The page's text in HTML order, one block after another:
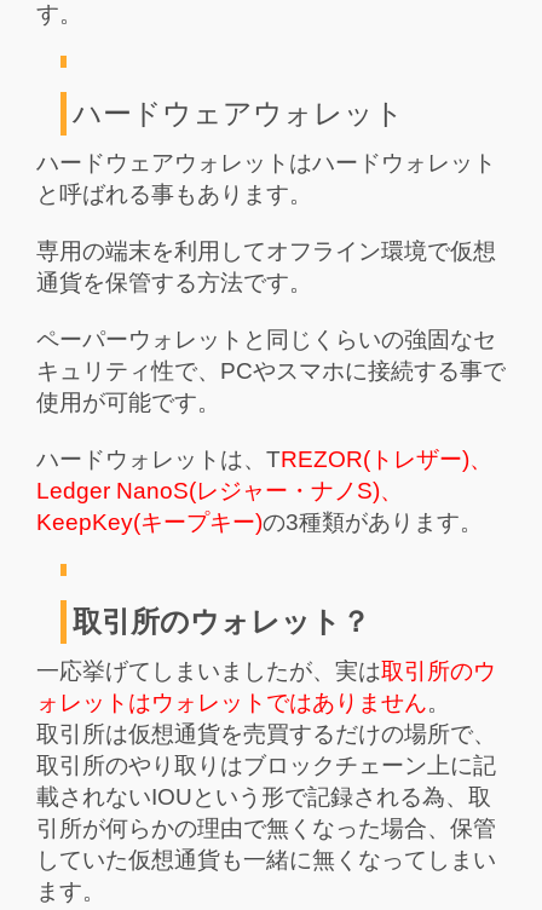
す。
ハードウェアウォレット
ハードウェアウォレットはハードウォレット
と呼ばれる事もあります。
専用の端末を利用してオフライン環境で仮想
通貨を保管する方法です。
ペーパーウォレットと同じくらいの強固なセ
キュリティ性で、PCやスマホに接続する事で
使用が可能です。
ハードウォレットは、TREZOR(トレザー)、
Ledger NanoS(レジャー・ナノS)、
KeepKey(キープキー)の3種類があります。
取引所のウォレット？
一応挙げてしまいましたが、実は取引所のウ
ォレットはウォレットではありません。
取引所は仮想通貨を売買するだけの場所で、
取引所のやり取りはブロックチェーン上に記
載されないIOUという形で記録される為、取
引所が何らかの理由で無くなった場合、保管
していた仮想通貨も一緒に無くなってしまい
ます。